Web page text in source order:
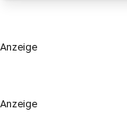
Anzeige
Anzeige